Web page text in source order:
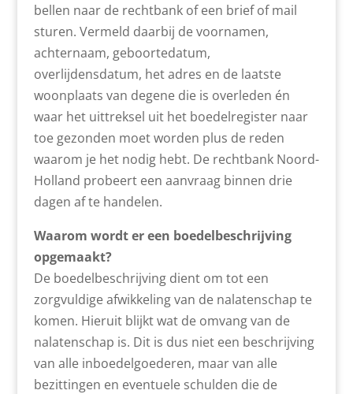
bellen naar de rechtbank of een brief of mail
sturen. Vermeld daarbij de voornamen,
achternaam, geboortedatum,
overlijdensdatum, het adres en de laatste
woonplaats van degene die is overleden én
waar het uittreksel uit het boedelregister naar
toe gezonden moet worden plus de reden
waarom je het nodig hebt. De rechtbank Noord-
Holland probeert een aanvraag binnen drie
dagen af te handelen.
Waarom wordt er een boedelbeschrijving
opgemaakt?
De boedelbeschrijving dient om tot een
zorgvuldige afwikkeling van de nalatenschap te
komen. Hieruit blijkt wat de omvang van de
nalatenschap is. Dit is dus niet een beschrijving
van alle inboedelgoederen, maar van alle
bezittingen en eventuele schulden die de